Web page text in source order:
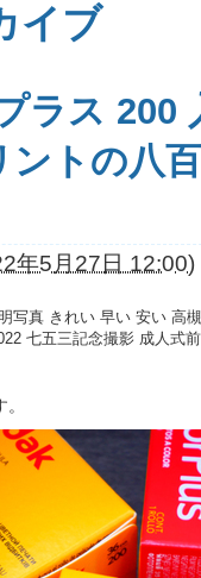
イブ
ラス 200
ントの八
年5月27日 12:00)
写真 きれい 早い 安い 高
七五三記念撮影 成人式